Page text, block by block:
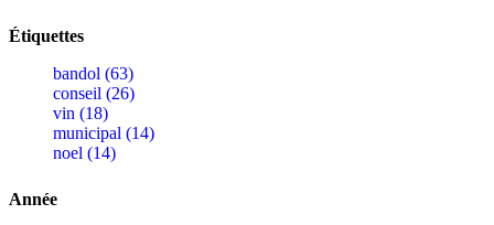
Étiquettes
bandol (63)
conseil (26)
vin (18)
municipal (14)
noel (14)
Année